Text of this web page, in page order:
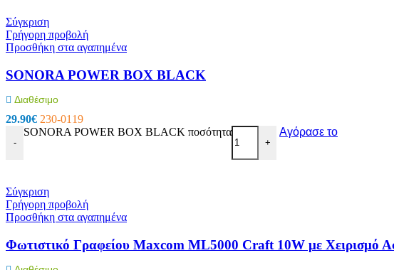
Splitters – Φίλτρα
Κινητή Τηλεφωνία
Κινητά Τηλέφωνα
Καλώδια Φόρτισης Κινητών
Hands Free
Σετ Φορτιστές Κινητών USB
Φορτιστές Αυτοκινήτου USB
Μετατροπείς
Selfie Stick
Σύγκριση
Γρήγορη προβολή
Προσθήκη στα αγαπημένα
SONORA POWER BOX BLACK
Διαθέσιμο
29.90€ 230-0119
-
SONORA POWER BOX BLACK ποσότητα
+
Αγόρασε το
Σύγκριση
Γρήγορη προβολή
Προσθήκη στα αγαπημένα
Φωτιστικό Γραφείου Maxcom ML5000 Craft 10W με Χειρισμό